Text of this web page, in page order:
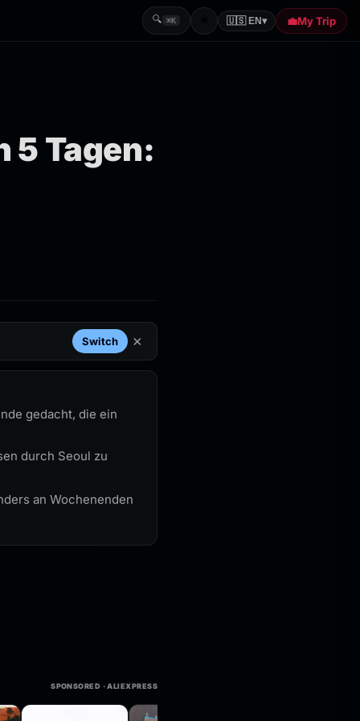
🔍 ⌘K 🇺🇸 EN▾ 💼My Trip
5 Tagen:
Switch ×
gedacht, die ein
durch Seoul zu
an Wochenenden
SPONSORED · ALIEXPRESS